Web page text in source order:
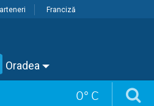
Franciză
Oradea
0° C